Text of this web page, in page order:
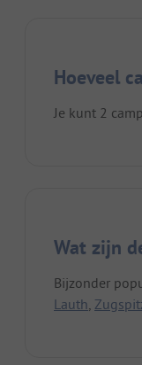
Hoeveel
Je kunt 2
Wat zijn
Bijzonder
Lauth,